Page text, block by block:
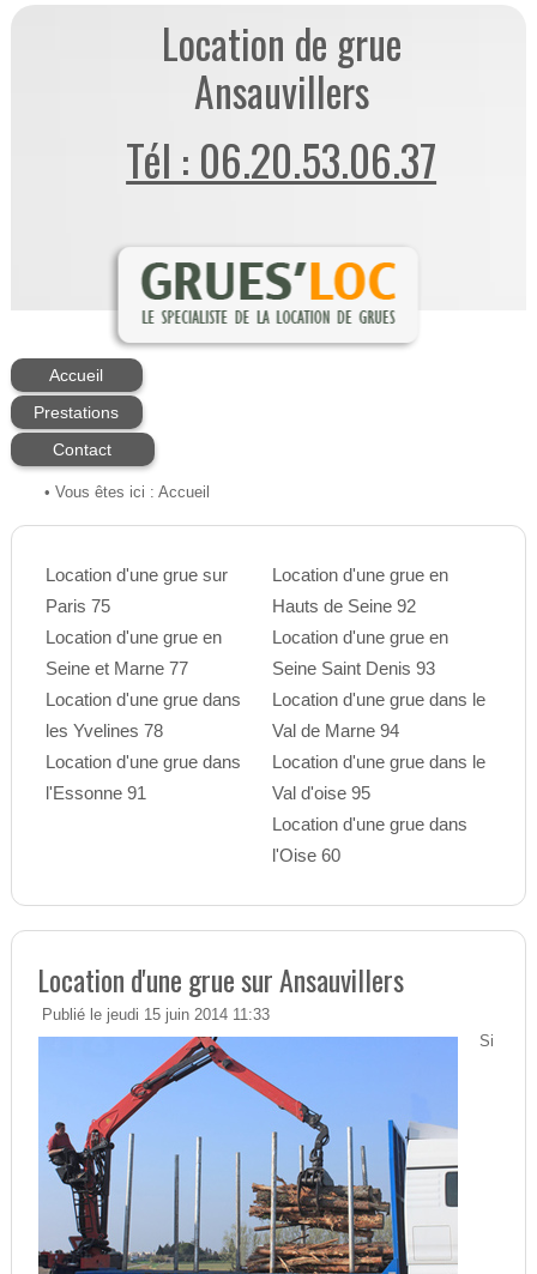
Location de grue
Ansauvillers
Tél : 06.20.53.06.37
Accueil
Prestations
Contact
• Vous êtes ici : Accueil
Location d'une grue sur
Paris 75
Location d'une grue en
Seine et Marne 77
Location d'une grue dans
les Yvelines 78
Location d'une grue dans
l'Essonne 91
Location d'une grue en
Hauts de Seine 92
Location d'une grue en
Seine Saint Denis 93
Location d'une grue dans le
Val de Marne 94
Location d'une grue dans le
Val d'oise 95
Location d'une grue dans
l'Oise 60
Location d'une grue sur Ansauvillers
Publié le jeudi 15 juin 2014 11:33
Si